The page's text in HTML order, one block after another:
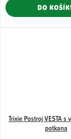
DO
Trixie Postroj VESTA s
potkana